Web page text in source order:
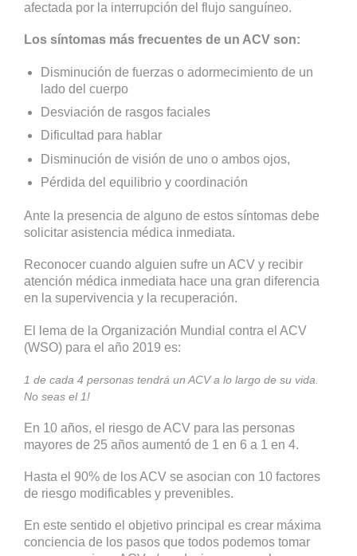
afectada por la interrupción del flujo sanguíneo.
Los síntomas más frecuentes de un ACV son:
Disminución de fuerzas o adormecimiento de un
lado del cuerpo
Desviación de rasgos faciales
Dificultad para hablar
Disminución de visión de uno o ambos ojos,
Pérdida del equilibrio y coordinación
Ante la presencia de alguno de estos síntomas debe
solicitar asistencia médica inmediata.
Reconocer cuando alguien sufre un ACV y recibir
atención médica inmediata hace una gran diferencia
en la supervivencia y la recuperación.
El lema de la Organización Mundial contra el ACV
(WSO) para el año 2019 es:
1 de cada 4 personas tendrá un ACV a lo largo de su vida.
No seas el 1!
En 10 años, el riesgo de ACV para las personas
mayores de 25 años aumentó de 1 en 6 a 1 en 4.
Hasta el 90% de los ACV se asocian con 10 factores
de riesgo modificables y prevenibles.
En este sentido el objetivo principal es crear máxima
conciencia de los pasos que todos podemos tomar